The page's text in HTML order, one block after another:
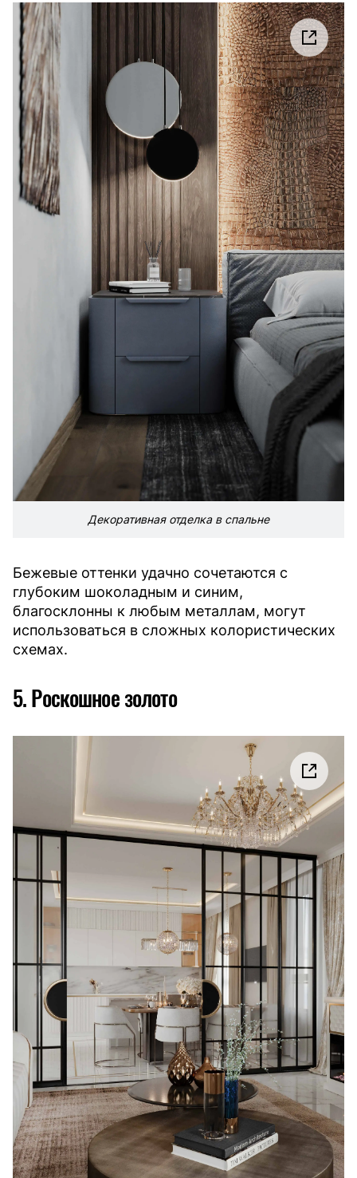
Декоративная отделка в спальне
Бежевые оттенки удачно сочетаются с
глубоким шоколадным и синим,
благосклонны к любым металлам, могут
использоваться в сложных колористических
схемах.
5. Роскошное золото